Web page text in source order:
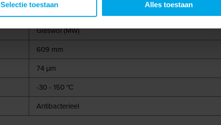
Selectie toestaan Alles toestaan
Glaswol (MW)
609 mm
74 µm
-30 - 150 °C
Antibacterieel